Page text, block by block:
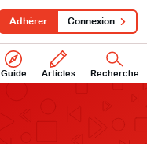
Guide Articles Recherche
Adhérer Connexion